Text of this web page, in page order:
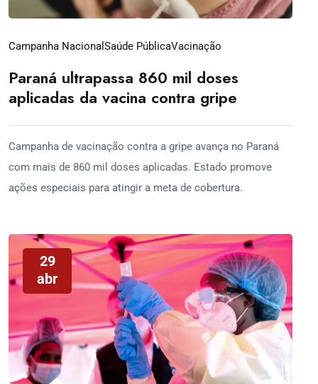
Campanha Nacional Saúde PúblicaVacinação
Paraná ultrapassa 860 mil doses
aplicadas da vacina contra gripe
Campanha de vacinação contra a gripe avança no Paraná
com mais de 860 mil doses aplicadas. Estado promove
ações especiais para atingir a meta de cobertura.
29
abr